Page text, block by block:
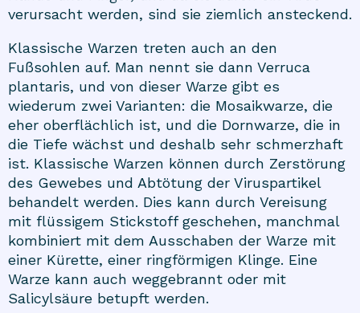
verursacht werden, sind sie ziemlich ansteckend.
Klassische Warzen treten auch an den
Fußsohlen auf. Man nennt sie dann Verruca
plantaris, und von dieser Warze gibt es
wiederum zwei Varianten: die Mosaikwarze, die
eher oberflächlich ist, und die Dornwarze, die in
die Tiefe wächst und deshalb sehr schmerzhaft
ist. Klassische Warzen können durch Zerstörung
des Gewebes und Abtötung der Viruspartikel
behandelt werden. Dies kann durch Vereisung
mit flüssigem Stickstoff geschehen, manchmal
kombiniert mit dem Ausschaben der Warze mit
einer Kürette, einer ringförmigen Klinge. Eine
Warze kann auch weggebrannt oder mit
Salicylsäure betupft werden.